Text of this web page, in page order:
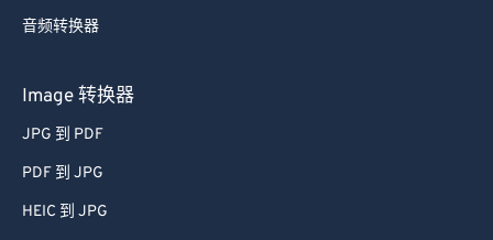
音频转换器
Image 转换器
JPG 到 PDF
PDF 到 JPG
HEIC 到 JPG